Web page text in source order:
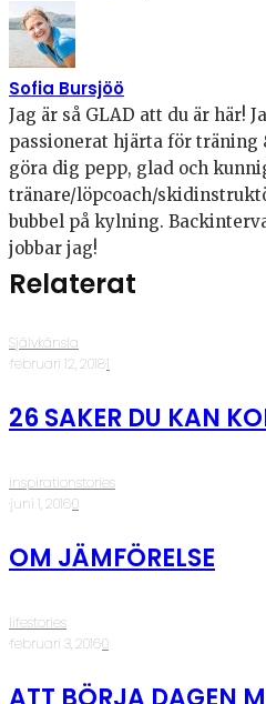
Sofia Bursjöö
Jag är så GLAD att du är här!
passionerat hjärta för träning
göra dig pepp, glad och
tränare/löpcoach/
bubbel på kylning.
jobbar jag!
Relaterat
Självkänsla
·februari 12, 2018·1
26 SAKER DU KAN
inspirationstories
·juni 1, 2016·0
OM JÄMFÖRELSE
lifestories
·februari 3, 2016·0